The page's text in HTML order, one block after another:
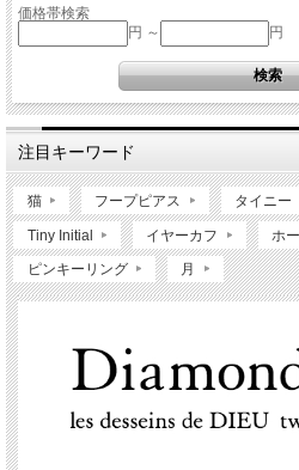
価格帯検索
円 ～
円
注目キーワード
猫 フープピアス タイニー
Tiny Initial イヤーカフ ホ
ピンキーリング 月